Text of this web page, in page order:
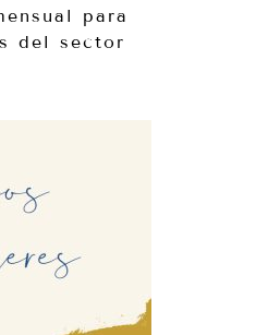
para
del sector